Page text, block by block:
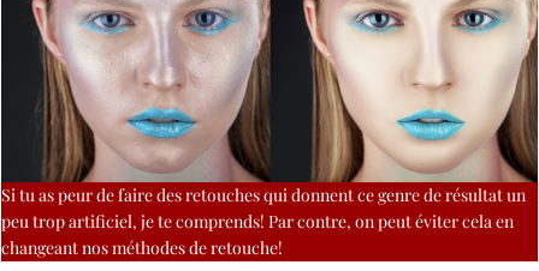
Si tu as peur de faire des retouches qui donnent ce genre de résultat un
peu trop artificiel, je te comprends! Par contre, on peut éviter cela en
changeant nos méthodes de retouche!